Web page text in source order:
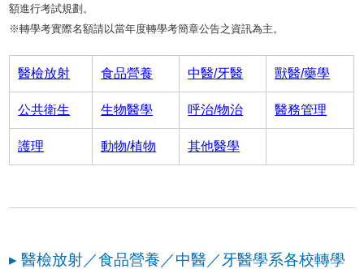
額進行考試規劃。
※轉學考實際名額請以當年度轉學考簡章公告之資訊為主。
醫檢放射 食品營養 中醫/牙醫 獸醫/藥學
公共衛生 生物醫學 呼治/物治 醫務管理
護理 動物/植物 其他醫學
▸ 醫檢放射／食品營養／中醫／牙醫學系各校轉學